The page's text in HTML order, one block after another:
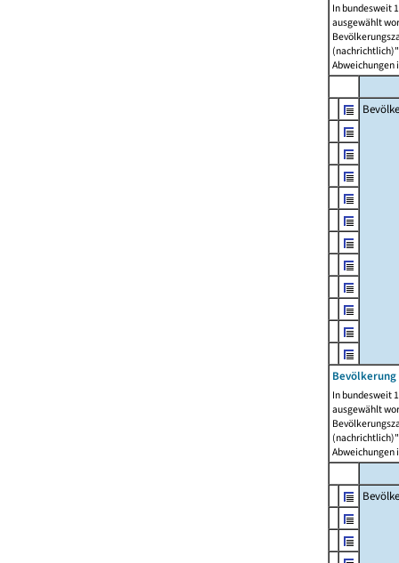
In bundesweit
ausgewählt
Abweichungen
In bundesweit
ausgewählt
Abweichungen